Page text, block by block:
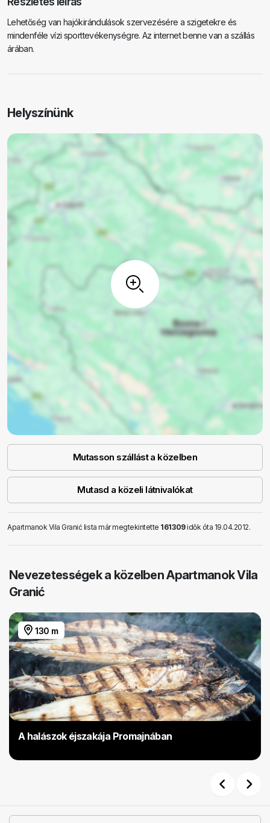
Lehetőség van hajókirándulások szervezésére a szigetekre és
mindenféle vízi sporttevékenységre. Az internet benne van a szállás
árában.
Helyszínünk
Mutasson szállást a közelben
Mutasd a közeli látnivalókat
Apartmanok Vila Granić lista már megtekintette 161309idők óta 19.04.2012.
Nevezetességek a közelben Apartmanok Vila
Granić
130 m
A halászok éjszakája Promajnában